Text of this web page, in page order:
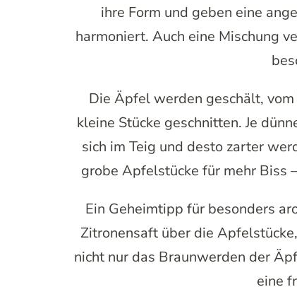
ihre Form und geben eine
harmoniert. Auch eine Mischung
Die Äpfel werden geschält,
kleine Stücke geschnitten. Je
sich im Teig und desto zarter
grobe Apfelstücke für mehr Biss
Ein Geheimtipp für besonders
Zitronensaft über die
nicht nur das Braunwerden der
eine